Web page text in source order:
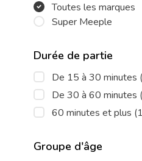
Toutes les marques
Super Meeple
Durée de partie
De 15 à 30 minutes
De 30 à 60 minutes
60 minutes et plus
Groupe d'âge